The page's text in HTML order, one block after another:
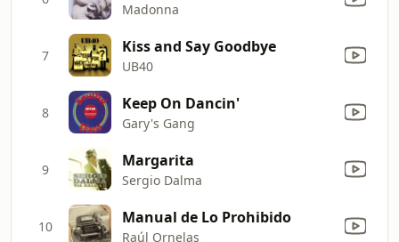
Madonna
7 Kiss and Say Goodbye
UB40
8 Keep On Dancin'
Gary's Gang
9 Margarita
Sergio Dalma
10 Manual de Lo Prohibido
Raúl Ornelas